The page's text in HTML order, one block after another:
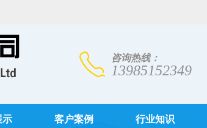
咨询热线：
13985152349
示 客户案例 行业知识